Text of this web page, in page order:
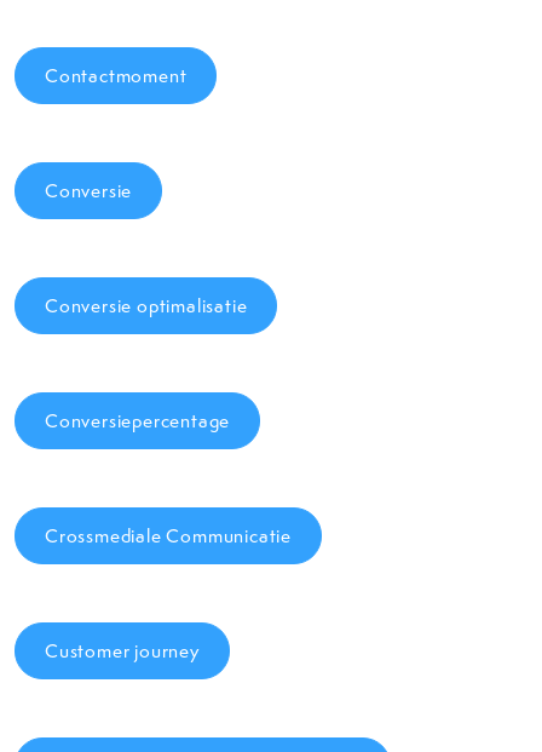
Contactmoment
Conversie
Conversie optimalisatie
Conversiepercentage
Crossmediale Communicatie
Customer journey